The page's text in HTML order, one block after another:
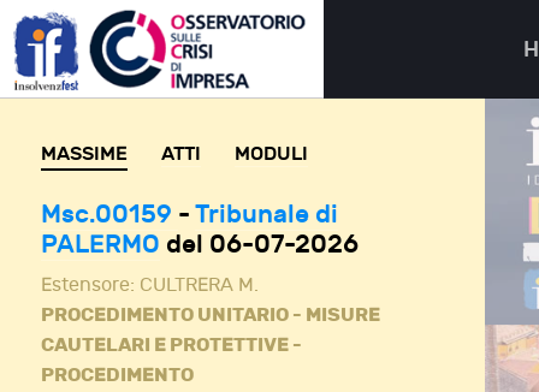
MASSIME ATTI MODULI
Msc.00159 - Tribunale di
PALERMO del 06-07-2026
Estensore: CULTRERA M.
PROCEDIMENTO UNITARIO - MISURE
CAUTELARI E PROTETTIVE -
PROCEDIMENTO